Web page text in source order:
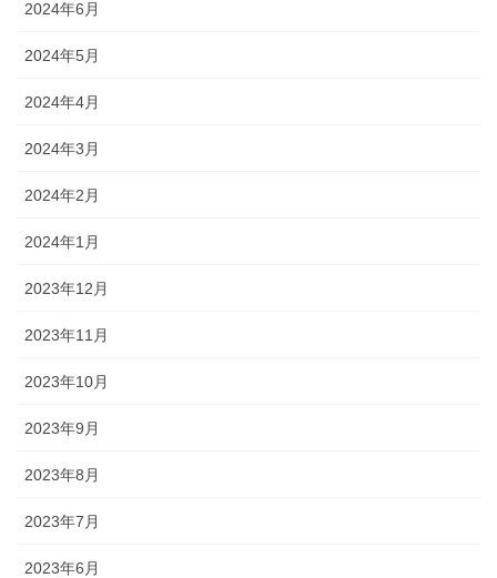
2024年6月
2024年5月
2024年4月
2024年3月
2024年2月
2024年1月
2023年12月
2023年11月
2023年10月
2023年9月
2023年8月
2023年7月
2023年6月